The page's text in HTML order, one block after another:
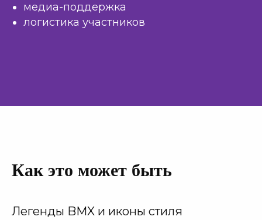
медиа-поддержка
логистика участников
Как это может быть
Легенды BMX и иконы стиля